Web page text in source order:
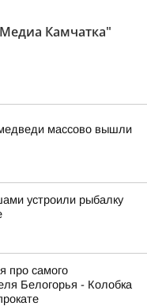
Камчатка"
массово вышли
устроили рыбалку
про самого
Белогорья - Колобка